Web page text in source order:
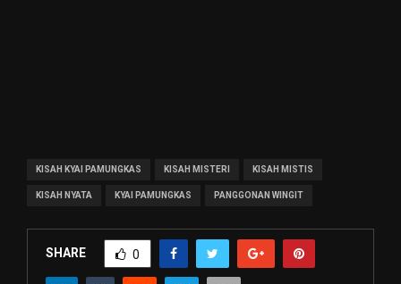
KISAH KYAI PAMUNGKAS KISAH MISTERI KISAH MISTIS
KISAH NYATA KYAI PAMUNGKAS PANGGONAN WINGIT
SHARE 0